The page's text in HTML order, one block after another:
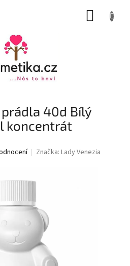
prádla 40d Bílý
koncentrát
Značka: Lady Venezia